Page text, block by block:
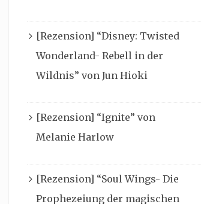
[Rezension] “Disney: Twisted
Wonderland- Rebell in der
Wildnis” von Jun Hioki
[Rezension] “Ignite” von
Melanie Harlow
[Rezension] “Soul Wings- Die
Prophezeiung der magischen